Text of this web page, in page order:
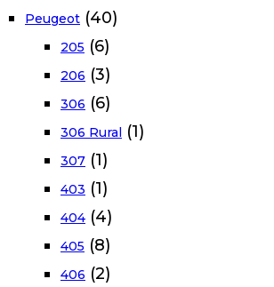
Peugeot (40)
205 (6)
206 (3)
306 (6)
306 Rural (1)
307 (1)
403 (1)
404 (4)
405 (8)
406 (2)